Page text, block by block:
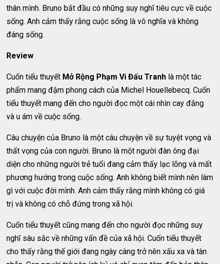
thân mình. Bruno bắt đầu có những suy nghĩ tiêu cực về cuộc
sống. Anh cảm thấy rằng cuộc sống là vô nghĩa và không
đáng sống.
Review
Cuốn tiểu thuyết Mở Rộng Phạm Vi Đấu Tranh là một tác
phẩm mang đậm phong cách của Michel Houellebecq. Cuốn
tiểu thuyết mang đến cho người đọc một cái nhìn cay đắng
và u ám về cuộc sống.
Câu chuyện của Bruno là một câu chuyện về sự tuyệt vọng và
thất vọng của con người. Bruno là một người đàn ông đại
diện cho những người trẻ tuổi đang cảm thấy lạc lõng và mất
phương hướng trong cuộc sống. Anh không biết mình nên làm
gì với cuộc đời mình. Anh cảm thấy rằng mình không có giá
trị và không có chỗ đứng trong xã hội.
Cuốn tiểu thuyết cũng mang đến cho người đọc những suy
nghĩ sâu sắc về những vấn đề của xã hội. Cuốn tiểu thuyết
cho thấy rằng thế giới đang ngày càng trở nên xấu xa và tàn